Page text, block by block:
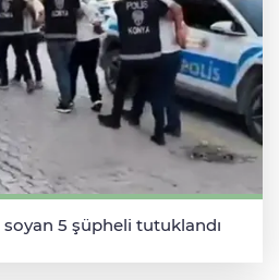
5 şüpheli tutuklandı